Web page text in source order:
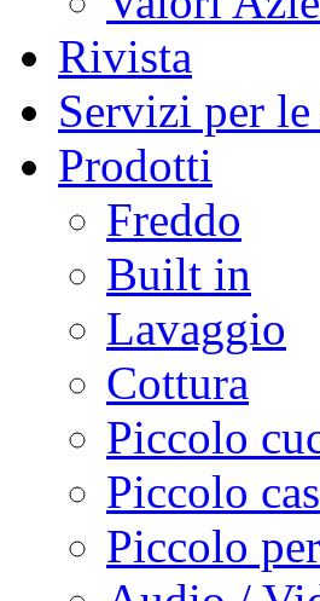
Rivista
Servizi per le
Prodotti
Freddo
Built in
Lavaggio
Cottura
Piccolo
Piccolo
Piccolo